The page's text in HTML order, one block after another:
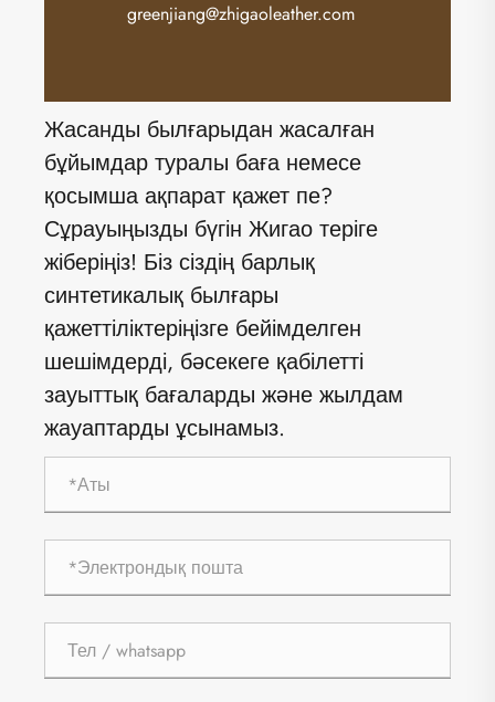
greenjiang@zhigaoleather.com
Жасанды былғарыдан жасалған
бұйымдар туралы баға немесе
қосымша ақпарат қажет пе?
Сұрауыңызды бүгін Жигао теріге
жіберіңіз! Біз сіздің барлық
синтетикалық былғары
қажеттіліктеріңізге бейімделген
шешімдерді, бәсекеге қабілетті
зауыттық бағаларды және жылдам
жауаптарды ұсынамыз.